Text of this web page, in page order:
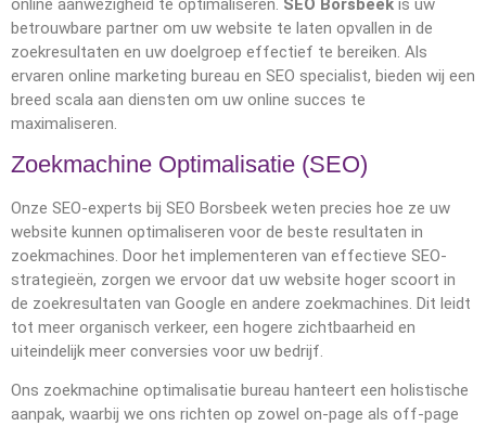
betrouwbare partner om uw website te laten opvallen in de
zoekresultaten en uw doelgroep effectief te bereiken. Als
ervaren online marketing bureau en SEO specialist, bieden wij een
breed scala aan diensten om uw online succes te
maximaliseren.
Zoekmachine Optimalisatie (SEO)
Onze SEO-experts bij SEO Borsbeek weten precies hoe ze uw
website kunnen optimaliseren voor de beste resultaten in
zoekmachines. Door het implementeren van effectieve SEO-
strategieën, zorgen we ervoor dat uw website hoger scoort in
de zoekresultaten van Google en andere zoekmachines. Dit leidt
tot meer organisch verkeer, een hogere zichtbaarheid en
uiteindelijk meer conversies voor uw bedrijf.
Ons zoekmachine optimalisatie bureau hanteert een holistische
aanpak, waarbij we ons richten op zowel on-page als off-page